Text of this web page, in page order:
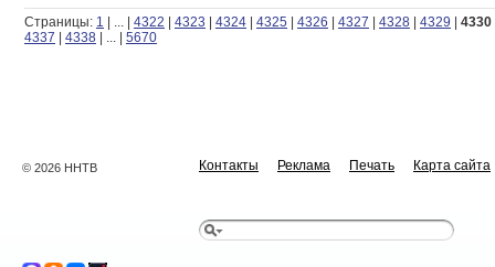
Страницы: 1 | | 4322 | 4323 | 4324 | 4325 | 4326 | 4327 | 4328 | 4329 | 4330
4337 | 4338 | | 5670
© 2026 ННТВ Контакты Реклама Печать Карта сайта